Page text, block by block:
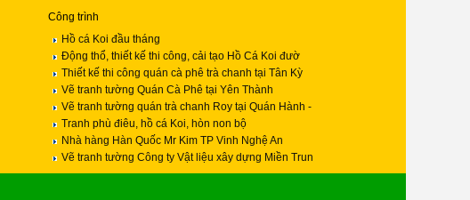
Công trình
Hồ cá Koi đầu tháng
Động thổ, thiết kế thi công, cải tạo Hồ Cá Koi đườ
Thiết kế thi công quán cà phê trà chanh tại Tân Kỳ
Vẽ tranh tường Quán Cà Phê tại Yên Thành
Vẽ tranh tường quán trà chanh Roy tại Quán Hành -
Tranh phù điêu, hồ cá Koi, hòn non bộ
Nhà hàng Hàn Quốc Mr Kim TP Vinh Nghệ An
Vẽ tranh tường Công ty Vật liệu xây dựng Miền Trun